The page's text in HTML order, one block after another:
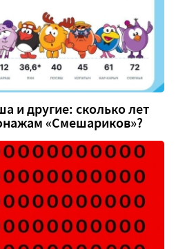
и другие: сколько лет
«Смешариков»?